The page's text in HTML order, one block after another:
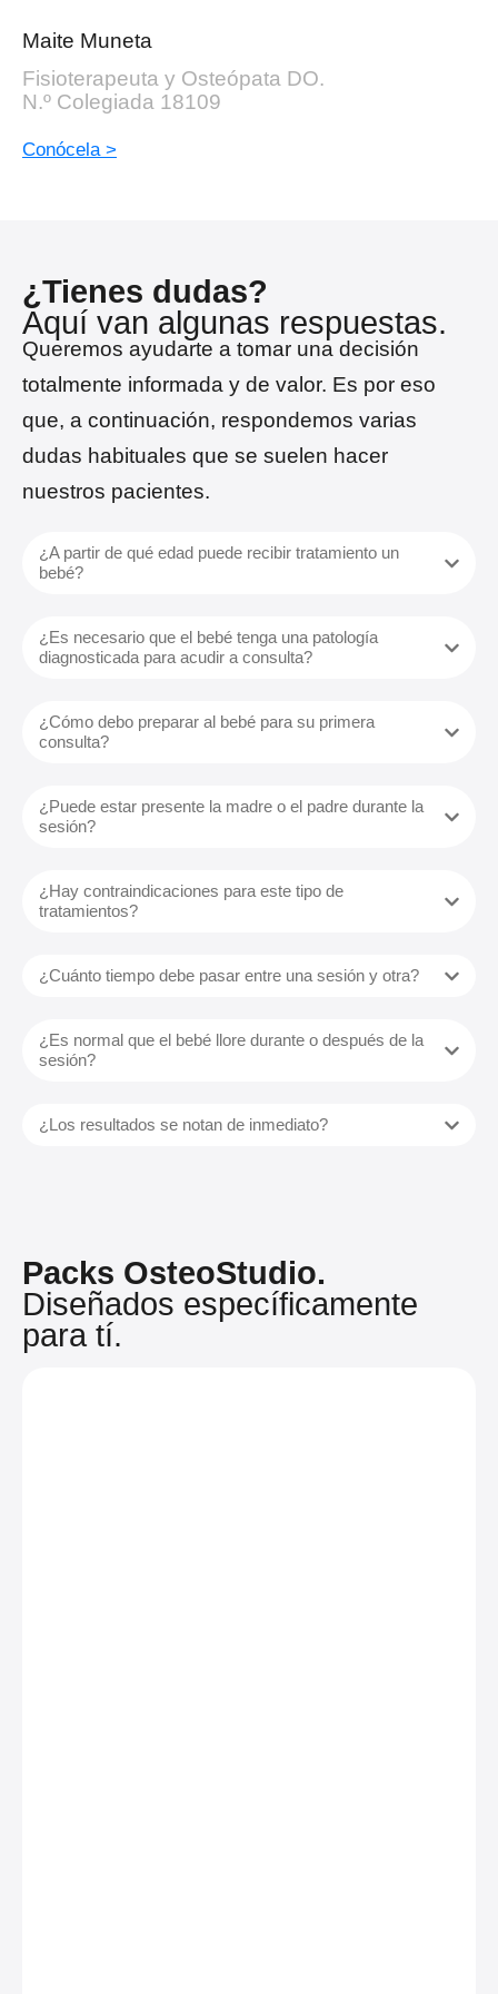
Maite Muneta
Fisioterapeuta y Osteópata DO.
N.º Colegiada 18109
Conócela >
¿Tienes dudas?
Aquí van algunas respuestas.
Queremos ayudarte a tomar una decisión
totalmente informada y de valor. Es por eso
que, a continuación, respondemos varias
dudas habituales que se suelen hacer
nuestros pacientes.
¿A partir de qué edad puede recibir tratamiento un
bebé?
¿Es necesario que el bebé tenga una patología
diagnosticada para acudir a consulta?
¿Cómo debo preparar al bebé para su primera
consulta?
¿Puede estar presente la madre o el padre durante la
sesión?
¿Hay contraindicaciones para este tipo de
tratamientos?
¿Cuánto tiempo debe pasar entre una sesión y otra?
¿Es normal que el bebé llore durante o después de la
sesión?
¿Los resultados se notan de inmediato?
Packs OsteoStudio.
Diseñados específicamente
para tí.